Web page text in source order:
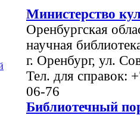
Министерство
Оренбургская
научная
г. Оренбург, ул.
Тел. для справок:
06-76
Библиотечный